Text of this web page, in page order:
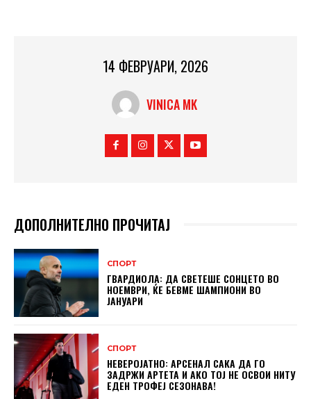
14 ФЕВРУАРИ, 2026
VINICA MK
ДОПОЛНИТЕЛНО ПРОЧИТАЈ
СПОРТ
ГВАРДИОЛА: ДА СВЕТЕШЕ СОНЦЕТО ВО
НОЕМВРИ, ЌЕ БЕВМЕ ШАМПИОНИ ВО
ЈАНУАРИ
СПОРТ
НЕВЕРОЈАТНО: АРСЕНАЛ САКА ДА ГО
ЗАДРЖИ АРТЕТА И АКО ТОЈ НЕ ОСВОИ НИТУ
ЕДЕН ТРОФЕЈ СЕЗОНАВА!